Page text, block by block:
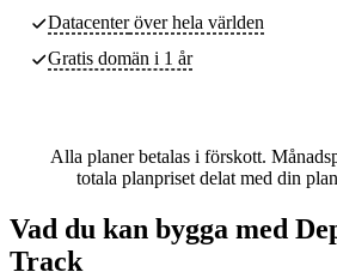
Datacenteröver hela världen
Gratis domän i 1 år
Alla planer betalas i förskott.
totala planpriset delat med din
Vad du kan bygga med
Track